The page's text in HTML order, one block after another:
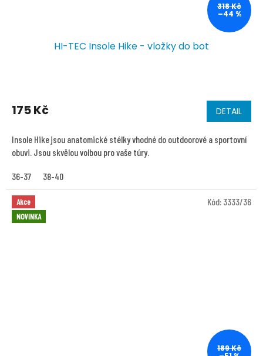
318 Kč
–44 %
HI-TEC Insole Hike - vložky do bot
175 Kč DETAIL
Insole Hike jsou anatomické stélky vhodné do outdoorové a sportovní
obuvi. Jsou skvělou volbou pro vaše túry.
36-37 38-40
Akce
NOVINKA
189 Kč
Kód: 3333/36